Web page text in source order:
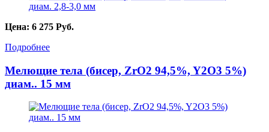
Цена: 6 275 Руб.
Подробнее
Мелющие тела (бисер, ZrO2 94,5%, Y2O3 5%)
диам.. 15 мм